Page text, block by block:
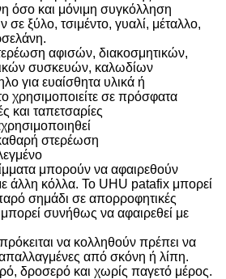
όσο και μόνιμη συγκόλληση
σε ξύλο, τσιμέντο, γυαλί, μέταλλο,
αφισών, διακοσμητικών,
συσκευών, καλωδίων
για ευαίσθητα υλικά ή
χρησιμοποιείτε σε πρόσφατα
και ταπετσαρίες
στερέωση
μπορούν να αφαιρεθούν
άλλη κόλλα. Το UHU patafix μπορεί
σημάδι σε απορροφητικές
συνήθως να αφαιρεθεί με
να κολληθούν πρέπει να
απαλλαγμένες από σκόνη ή λίπη.
δροσερό και χωρίς παγετό μέρος.